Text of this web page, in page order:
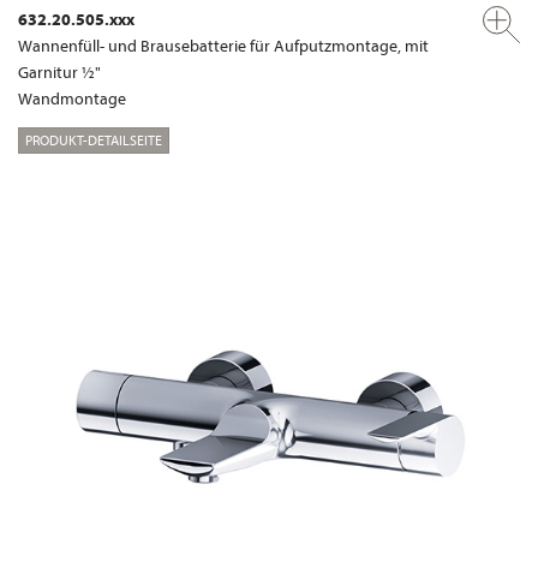
632.20.505.xxx
Wannenfüll- und Brausebatterie für Aufputzmontage, mit
Garnitur ½"
Wandmontage
PRODUKT-DETAILSEITE